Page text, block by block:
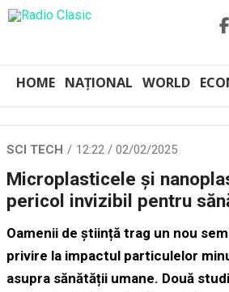
HOME NAȚIONAL WORLD
SCI TECH 12:22 / 02/02/2025
Microplasticele și
pericol invizibil pentru
Oamenii de știință trag un nou
privire la impactul particulelor
asupra sănătății umane. Două